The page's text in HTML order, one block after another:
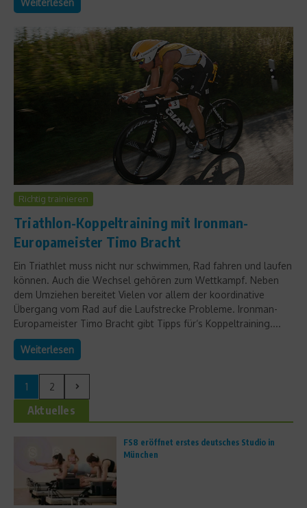
Weiterlesen
Richtig trainieren
Triathlon-Koppeltraining mit Ironman-
Europameister Timo Bracht
Ein Triathlet muss nicht nur schwimmen, Rad fahren und laufen
können. Auch die Wechsel gehören zum Wettkampf. Neben
dem Umziehen bereitet Vielen vor allem der koordinative
Übergang vom Rad auf die Laufstrecke Probleme. Ironman-
Europameister Timo Bracht gibt Tipps für‘s Koppeltraining....
Weiterlesen
1 2
Aktuelles
FS8 eröffnet erstes deutsches Studio in
München